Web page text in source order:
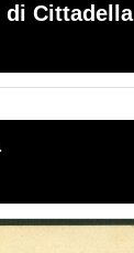
di Cittadella